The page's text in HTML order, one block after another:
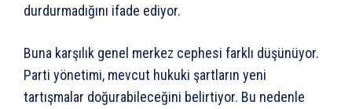
durdurmadığını ifade ediyor.
Buna karşılık genel merkez cephesi farklı düşünüyor.
Parti yönetimi, mevcut hukuki şartların yeni
tartışmalar doğurabileceğini belirtiyor. Bu nedenle